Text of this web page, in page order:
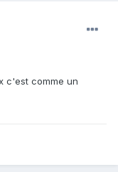
c'est comme un